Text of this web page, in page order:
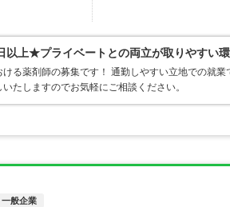
上★プライベートとの両立が取りやすい
る薬剤師の募集です！ 通勤しやすい立地での就
たしますのでお気軽にご相談ください。
一般企業